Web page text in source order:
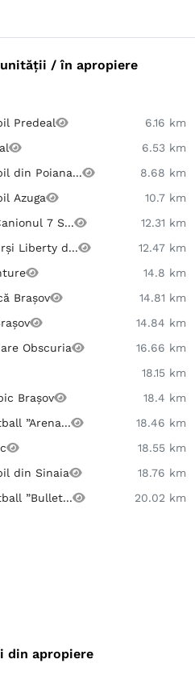
/ în apropiere
Predeal
6.16 km
6.53 km
din Poiana...
8.68 km
Azuga
10.7 km
7 S...
12.31 km
Liberty d...
12.47 km
14.8 km
Brașov
14.81 km
14.84 km
Obscuria
16.66 km
18.15 km
Brașov
18.4 km
”Arena...
18.46 km
18.55 km
din Sinaia
18.76 km
”Bullet...
20.02 km
din apropiere